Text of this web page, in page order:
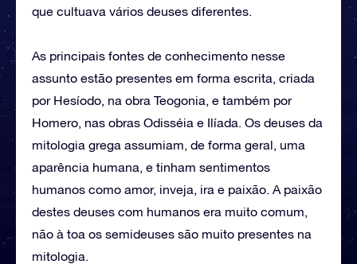
que cultuava vários deuses diferentes.
As principais fontes de conhecimento nesse
assunto estão presentes em forma escrita, criada
por Hesíodo, na obra Teogonia, e também por
Homero, nas obras Odisséia e Ilíada. Os deuses da
mitologia grega assumiam, de forma geral, uma
aparência humana, e tinham sentimentos
humanos como amor, inveja, ira e paixão. A paixão
destes deuses com humanos era muito comum,
não à toa os semideuses são muito presentes na
mitologia.